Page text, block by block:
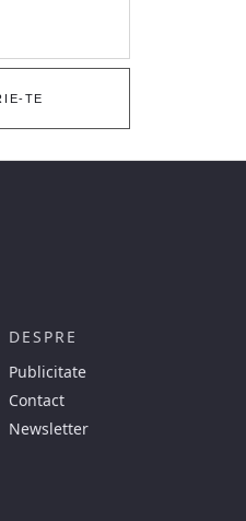
TE
DESPRE
Publicitate
Contact
Newsletter